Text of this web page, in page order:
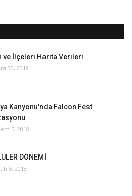
ve İlçeleri Harita Verileri
30, 2018
Kanyonu'nda Falcon Fest
5, 2018
DÖNEMİ
5, 2018